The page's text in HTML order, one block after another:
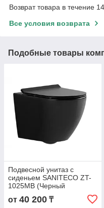
Возврат товара в течение
Все условия возврата
Подобные товары
Подвесной унитаз с
сиденьем SANITECO ZT-
1025MB (Черный
матовый) 490*360*360 мм
от 40 200 ₸